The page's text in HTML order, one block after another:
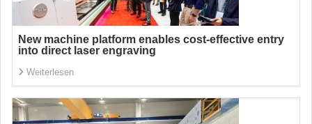
New machine platform enables cost-effective entry
into direct laser engraving
Weiterlesen